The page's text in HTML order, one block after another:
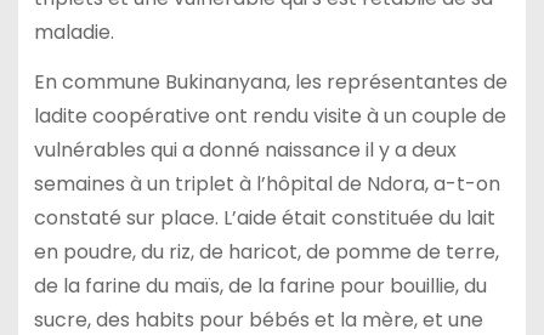
maladie.
En commune Bukinanyana, les représentantes de
ladite coopérative ont rendu visite à un couple de
vulnérables qui a donné naissance il y a deux
semaines à un triplet à l’hôpital de Ndora, a-t-on
constaté sur place. L’aide était constituée du lait
en poudre, du riz, de haricot, de pomme de terre,
de la farine du maïs, de la farine pour bouillie, du
sucre, des habits pour bébés et la mère, et une